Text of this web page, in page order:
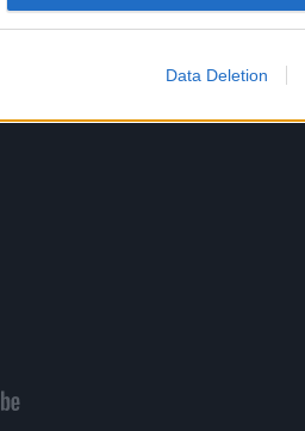
Data Deletion